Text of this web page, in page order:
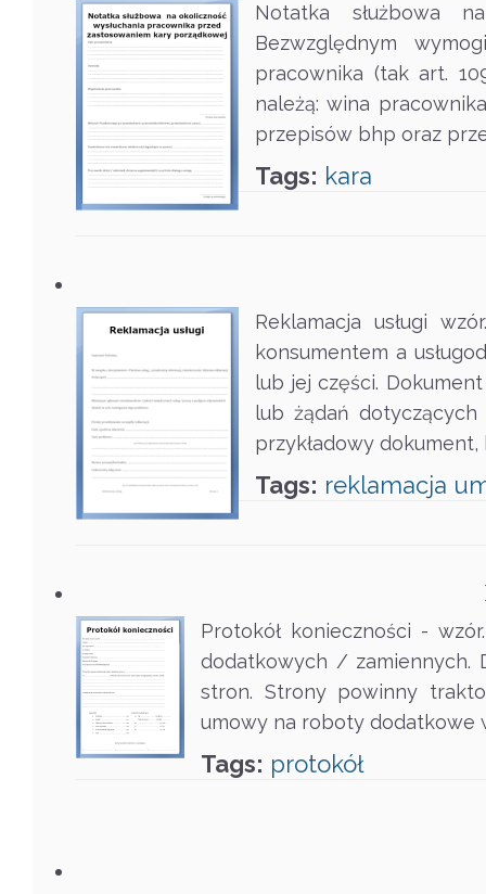
Notatka służbowa
Bezwzględnym
pracownika (tak art.
należą: wina
przepisów bhp oraz
Tags: kara
Reklamacja usługi
konsumentem a
lub jej części.
lub żądań dotyczących
przykładowy
Tags: reklamacja
Protokół konieczności -
dodatkowych / zamiennych.
stron. Strony powinny
umowy na roboty dodatkowe
Tags: protokół